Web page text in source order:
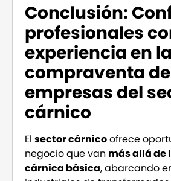
Conclusión:
profesionales
experiencia en la
compraventa de
empresas del
cárnico
El sector cárnicoofrece
negocio que van más allá de
cárnica básica, abarcando